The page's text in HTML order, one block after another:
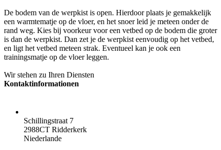
De bodem van de werpkist is open. Hierdoor plaats je gemakkelijk
een warmtematje op de vloer, en het snoer leid je meteen onder de
rand weg. Kies bij voorkeur voor een vetbed op de bodem die groter
is dan de werpkist. Dan zet je de werpkist eenvoudig op het vetbed,
en ligt het vetbed meteen strak. Eventueel kan je ook een
trainingsmatje op de vloer leggen.
Wir stehen zu Ihren Diensten
Kontaktinformationen
Schillingstraat 7
2988CT Ridderkerk
Niederlande